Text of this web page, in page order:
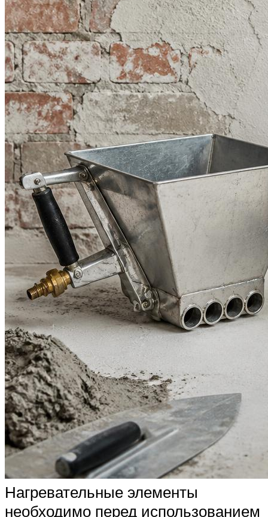
Нагревательные элементы
необходимо перед использованием